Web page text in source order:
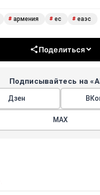
# армения # ес # еаэс
Поделиться
Подписывайтесь на
Дзен
МАХ